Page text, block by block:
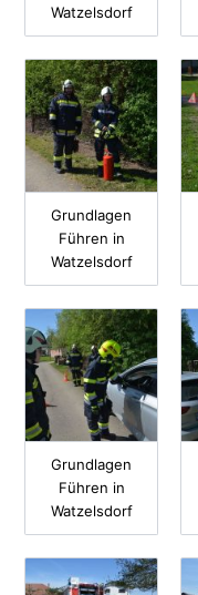
Watzelsdorf
Grundlagen
Führen in
Watzelsdorf
Grundlagen
Führen in
Watzelsdorf